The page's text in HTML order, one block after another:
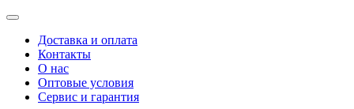
Доставка и оплата
Контакты
О нас
Оптовые условия
Сервис и гарантия